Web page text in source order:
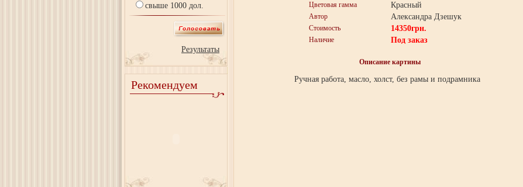
свыше 1000 дол.
Результаты
Рекомендуем
Цветовая гамма Красный
Автор Александра Дзешук
Стоимость 14350грн.
Наличие Под заказ
Описание картины
Ручная работа, масло, холст, без рамы и подрамника